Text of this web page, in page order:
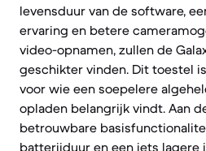
levensduur van de software,
ervaring en betere
video-opnamen, zullen de
geschikter vinden. Dit toestel
voor wie een soepelere
opladen belangrijk vindt. Aan
betrouwbare
batterijduur en een iets